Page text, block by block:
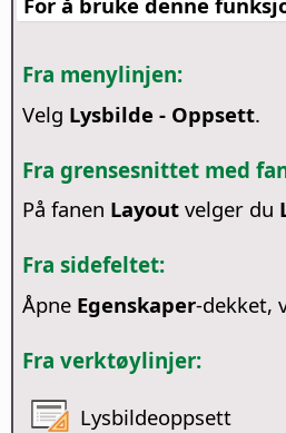
Fra menylinjen:
Velg Lysbilde - Oppsett.
Fra grensesnittet med
På fanen Layoutvelger du
Fra sidefeltet:
Åpne Egenskaper-dekket,
Fra verktøylinjer:
Lysbildeoppsett